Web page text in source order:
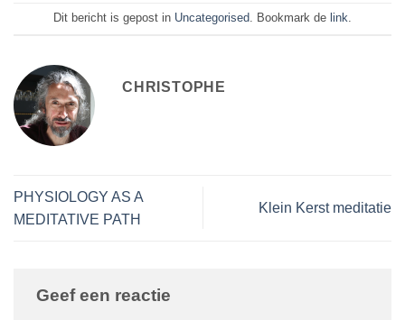
Dit bericht is gepost in Uncategorised . Bookmark de link
CHRISTOPHE
PHYSIOLOGY AS A
MEDITATIVE PATH
Klein Kerst meditatie
Geef een reactie